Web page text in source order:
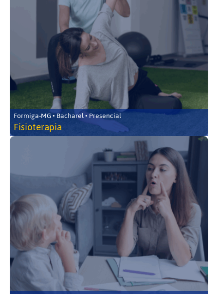
Formiga-MG • Bacharel • Presencial
Fisioterapia